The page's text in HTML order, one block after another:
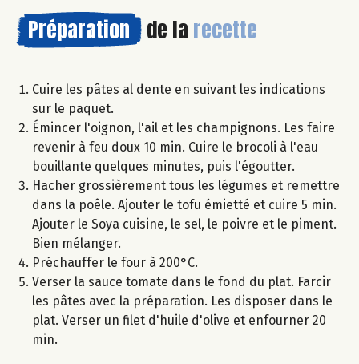
Préparation de la recette
Cuire les pâtes al dente en suivant les indications
sur le paquet.
Émincer l'oignon, l'ail et les champignons. Les faire
revenir à feu doux 10 min. Cuire le brocoli à l'eau
bouillante quelques minutes, puis l'égoutter.
Hacher grossièrement tous les légumes et remettre
dans la poêle. Ajouter le tofu émietté et cuire 5 min.
Ajouter le Soya cuisine, le sel, le poivre et le piment.
Bien mélanger.
Préchauffer le four à 200°C.
Verser la sauce tomate dans le fond du plat. Farcir
les pâtes avec la préparation. Les disposer dans le
plat. Verser un filet d'huile d'olive et enfourner 20
min.